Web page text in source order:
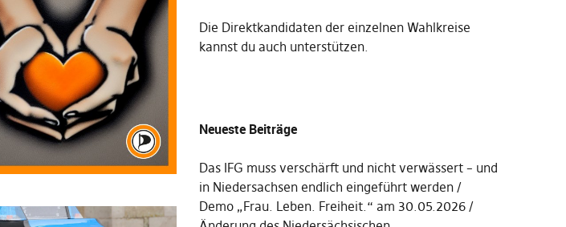
Die Direktkandidaten der einzelnen Wahlkreise
kannst du auch unterstützen.
Neueste Beiträge
Das IFG muss verschärft und nicht verwässert – und
in Niedersachsen endlich eingeführt werden
Demo „Frau. Leben. Freiheit.“ am 30.05.2026